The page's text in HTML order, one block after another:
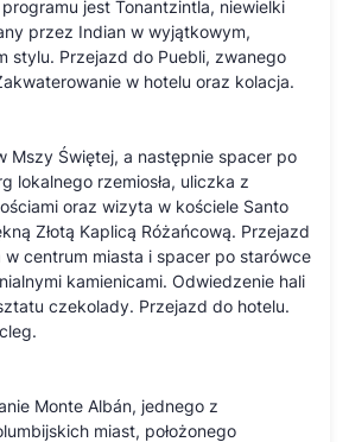
jest Tonantzintla, niewielki
przez Indian w wyjątkowym,
stylu. Przejazd do Puebli, zwanego
w hotelu oraz kolacja.
Mszy Świętej, a następnie spacer po
lokalnego rzemiosła, uliczka z
oraz wizyta w kościele Santo
Złotą Kaplicą Różańcową. Przejazd
centrum miasta i spacer po starówce
kamienicami. Odwiedzenie hali
czekolady. Przejazd do hotelu.
Monte Albán, jednego z
miast, położonego